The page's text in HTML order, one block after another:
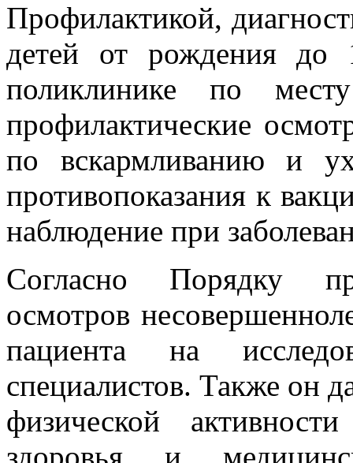
Профилактикой,
детей от рождения до
поликлинике по
профилактические
по вскармливанию и
противопоказания к
наблюдение при
Согласно Порядку
осмотров
пациента на
специалистов. Также он
физической